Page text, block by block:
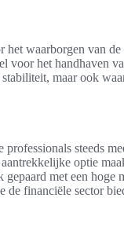
waarborgen van
voor het handhaven
maar ook
steeds
optie
met een
financiële sector